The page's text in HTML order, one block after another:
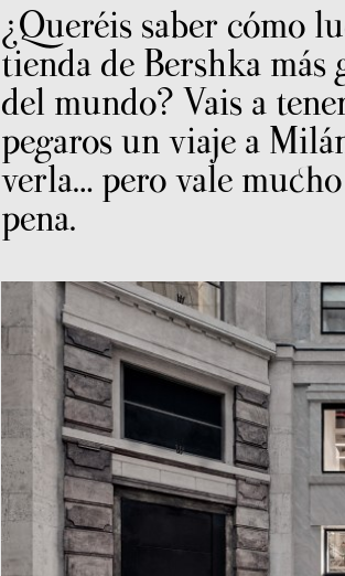
¿Queréis saber cómo
tienda de Bershka más
del mundo? Vais a
pegaros un viaje a
verla… pero vale
pena.